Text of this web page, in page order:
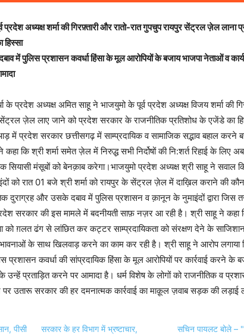
प्रदेश अध्यक्ष शर्मा की गिरफ़्तारी और रातो-रात गुपचुप रायपुर सेंट्रल ज़ेल
में पुलिस प्रशासन कवर्धा हिंसा के मूल आरोपियों के बजाय भाजपा नेताओं व
के प्रदेश अध्यक्ष अमित साहू ने भाजयुमो के पूर्व प्रदेश अध्यक्ष विजय शर्मा की
सेंट्रल ज़ेल लाए जाने को प्रदेश सरकार के राजनीतिक प्रतिशोध के एजेंडे का
में प्रदेश सरकार छत्तीसगढ़ में साम्प्रदायिक व सामाजिक सद्भाव बहाल
कि श्री शर्मा समेत ज़ेल में निरुद्ध सभी निर्दोषों की नि:शर्त रिहाई के लिए
मंसूबों को बेनक़ाब करेगा।भाजयुमो प्रदेश अध्यक्ष श्री साहू ने सवाल
को रात 01 बजे श्री शर्मा को रायपुर के सेंट्रल ज़ेल में दाख़िल कराने की
दुराग्रह और उसके दबाव में पुलिस प्रशासन व क़ानून के नुमाइंदों द्वारा जिस
सरकार की इस मामले में बदनीयती साफ़ नज़र आ रही है। श्री साहू ने
को ग़लत ढंग से लांछित कर कट्टर साम्प्रदायिकता को संरक्षण देने के
के साथ खिलवाड़ करने का काम कर रही है। श्री साहू ने आरोप
कवर्धा की सांप्रदायिक हिंसा के मूल आरोपियों पर कार्रवाई करने के
उन्हें प्रताड़ित करने पर आमादा है। धर्म विशेष के लोगों को राजनीतिक व
उतारू सरकार की हर दमनात्मक कार्रवाई का माक़ूल ज़वाब सड़क की लड़ाई
पीसी
सरकार के हर विभाग में भ्रष्टाचार,
सचिन पायलट बोले –